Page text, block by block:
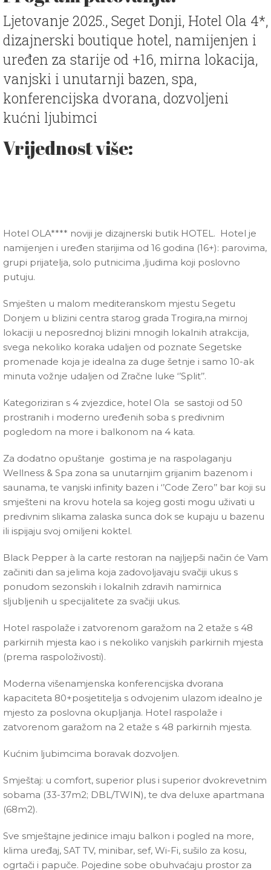
Ljetovanje 2025., Seget Donji, Hotel Ola 4*,
dizajnerski boutique hotel, namijenjen i
uređen za starije od +16, mirna lokacija,
vanjski i unutarnji bazen, spa,
konferencijska dvorana, dozvoljeni
kućni ljubimci
Vrijednost više:
Hotel OLA**** noviji je dizajnerski butik HOTEL. Hotel je
namijenjen i uređen starijima od 16 godina (16+): parovima,
grupi prijatelja, solo putnicima ,ljudima koji poslovno
putuju.
Smješten u malom mediteranskom mjestu Segetu
Donjem u blizini centra starog grada Trogira,na mirnoj
lokaciji u neposrednoj blizini mnogih lokalnih atrakcija,
svega nekoliko koraka udaljen od poznate Segetske
promenade koja je idealna za duge šetnje i samo 10-ak
minuta vožnje udaljen od Zračne luke ‘’Split’’.
Kategoriziran s 4 zvjezdice, hotel Ola se sastoji od 50
prostranih i moderno uređenih soba s predivnim
pogledom na more i balkonom na 4 kata.
Za dodatno opuštanje gostima je na raspolaganju
Wellness & Spa zona sa unutarnjim grijanim bazenom i
saunama, te vanjski infinity bazen i ‘’Code Zero’’ bar koji su
smješteni na krovu hotela sa kojeg gosti mogu uživati u
predivnim slikama zalaska sunca dok se kupaju u bazenu
ili ispijaju svoj omiljeni koktel.
Black Pepper à la carte restoran na najljepši način će Vam
začiniti dan sa jelima koja zadovoljavaju svačiji ukus s
ponudom sezonskih i lokalnih zdravih namirnica
sljubljenih u specijalitete za svačiji ukus.
Hotel raspolaže i zatvorenom garažom na 2 etaže s 48
parkirnih mjesta kao i s nekoliko vanjskih parkirnih mjesta
(prema raspoloživosti).
Moderna višenamjenska konferencijska dvorana
kapaciteta 80+posjetitelja s odvojenim ulazom idealno je
mjesto za poslovna okupljanja. Hotel raspolaže i
zatvorenom garažom na 2 etaže s 48 parkirnih mjesta.
Kućnim ljubimcima boravak dozvoljen.
Smještaj: u comfort, superior plus i superior dvokrevetnim
sobama (33-37m2; DBL/TWIN), te dva deluxe apartmana
(68m2).
Sve smještajne jedinice imaju balkon i pogled na more,
klima uređaj, SAT TV, minibar, sef, Wi-Fi, sušilo za kosu,
ogrtači i papuče. Pojedine sobe obuhvaćaju prostor za